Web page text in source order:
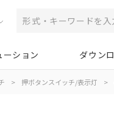
ーション ダウン
> 押ボタンスイッチ/表示灯 >